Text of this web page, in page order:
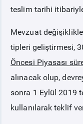
TEMİNAT
BÜLTENLER
DUYURULAR
teslim tarihi
Mevzuat
tipleri geliştirmesi,
Öncesi Piyasası
alınacak olup,
sonra 1 Eylül 2019
kullanılarak teklif